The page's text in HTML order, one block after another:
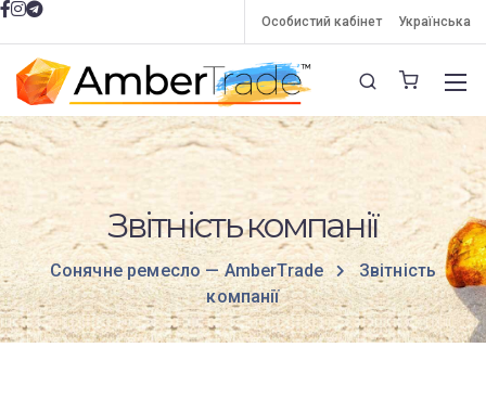
Особистий кабінет Українська
Звітність компанії
Сонячне ремесло — AmberTrade
Звітність
компанії